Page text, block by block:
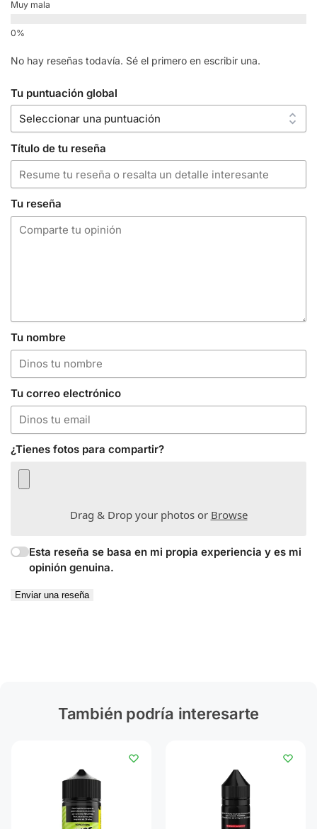
Muy mala
No hay reseñas todavía. Sé el primero en escribir una.
Tu puntuación global
Título de tu reseña
Tu reseña
Tu nombre
Tu correo electrónico
¿Tienes fotos para compartir?
Drag & Drop your photos or Browse
Esta reseña se basa en mi propia experiencia y es mi
opinión genuina.
Enviar una reseña
También podría interesarte